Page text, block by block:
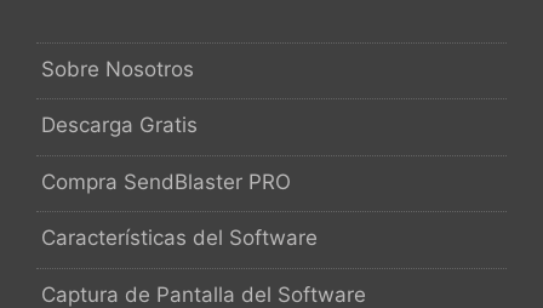
Sobre Nosotros
Descarga Gratis
Compra SendBlaster PRO
Características del Software
Captura de Pantalla del Software